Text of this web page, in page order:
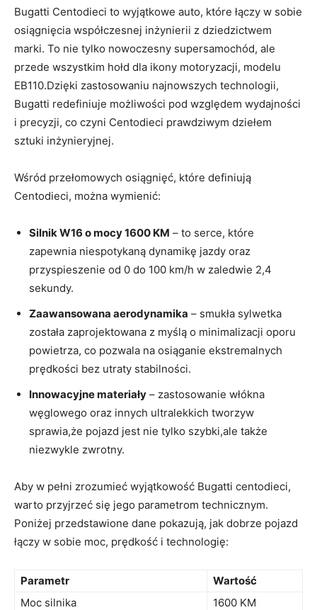
Bugatti Centodieci⁣ to ⁣wyjątkowe auto, które łączy w‍ sobie
osiągnięcia współczesnej inżynierii z dziedzictwem
marki. To nie⁢ tylko nowoczesny supersamochód, ale
przede wszystkim hołd dla ‌ikony motoryzacji, modelu
EB110.Dzięki zastosowaniu najnowszych technologii,
Bugatti ⁤redefiniuje‌ możliwości pod względem wydajności
​i precyzji, co czyni Centodieci prawdziwym dziełem
sztuki inżynieryjnej.
Wśród⁢ przełomowych osiągnięć, które definiują
Centodieci,‍ można wymienić:
Silnik W16 o mocy ⁣1600 ‍KM – to serce, ​które⁢
zapewnia ⁢niespotykaną dynamikę jazdy oraz
⁣przyspieszenie od 0 do 100 km/h w ⁢zaledwie 2,4
sekundy.
Zaawansowana aerodynamika – smukła sylwetka
została zaprojektowana z⁣ myślą o minimalizacji oporu
powietrza, co pozwala na osiąganie ​ekstremalnych
prędkości⁢ bez utraty stabilności.
Innowacyjne materiały – zastosowanie włókna
węglowego oraz innych ultralekkich tworzyw
sprawia,że pojazd jest nie tylko szybki,ale także‌
niezwykle zwrotny.
Aby w pełni zrozumieć wyjątkowość ‌Bugatti centodieci,
warto przyjrzeć się jego ‌parametrom technicznym.
Poniżej ​przedstawione dane pokazują, jak dobrze pojazd
łączy w ​sobie moc, prędkość i technologię:
Parametr
Wartość
Moc silnika
1600 KM